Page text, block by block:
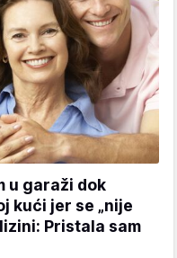
u garaži dok
kući jer se „nije
Pristala sam